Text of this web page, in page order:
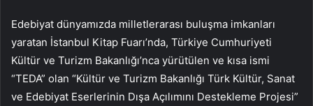
Edebiyat dünyamızda milletlerarası buluşma imkanları
yaratan İstanbul Kitap Fuarı’nda, Türkiye Cumhuriyeti
Kültür ve Turizm Bakanlığı’nca yürütülen ve kısa ismi
“TEDA” olan “Kültür ve Turizm Bakanlığı Türk Kültür, Sanat
ve Edebiyat Eserlerinin Dışa Açılımını Destekleme Projesi”